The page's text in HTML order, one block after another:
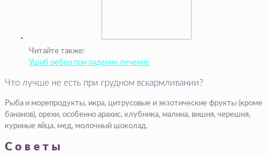
Читайте также:
Ушиб ребер при падении лечение
Что лучше не есть при грудном вскармливании?
Рыба и морепродукты, икра, цитрусовые и экзотические фрукты (кроме
бананов), орехи, особенно арахис, клубника, малина, вишня, черешня,
куриные яйца, мед, молочный шоколад.
Советы